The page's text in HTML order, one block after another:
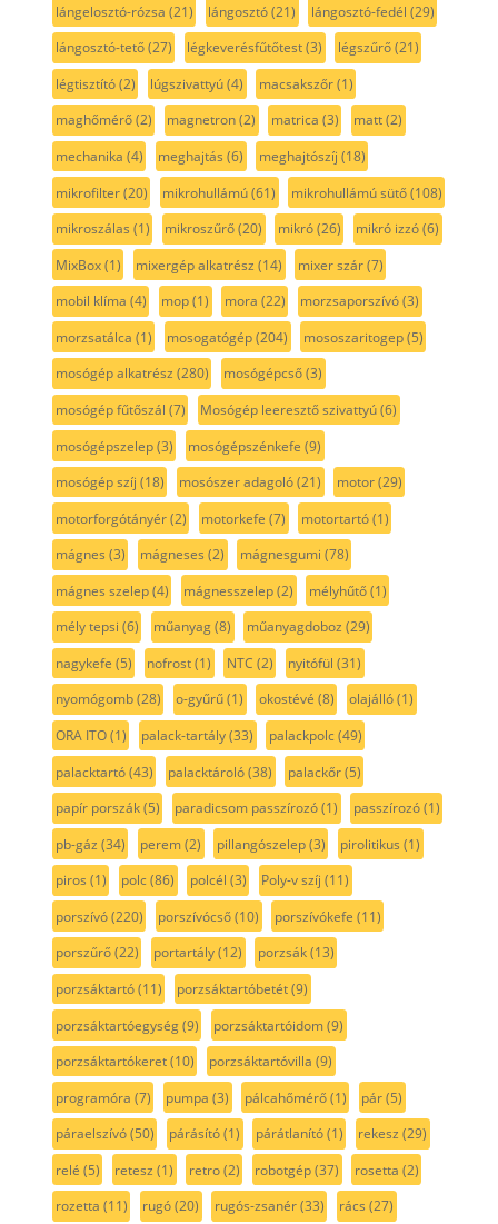
lángelosztó-rózsa (21) lángosztó(21) lángosztó-fedél (29)
lángosztó-tető(27) légkeverésfűtőtest(3) légszűrő(21)
légtisztító(2) lúgszivattyú(4) macsakszőr(1)
maghőmérő(2) magnetron(2) matrica (3) matt(2)
mechanika (4) meghajtás (6) meghajtószíj (18)
mikrofilter(20) mikrohullámú(61) mikrohullámú sütő(108)
mikroszálas (1) mikroszűrő(20) mikró(26) mikró izzó(6)
MixBox(1) mixergép alkatrész (14) mixer szár(7)
mobil klíma (4) mop(1) mora (22) morzsaporszívó(3)
morzsatálca (1) mosogatógép(204) mososzaritogep(5)
mosógép alkatrész (280) mosógépcső(3)
mosógép fűtőszál (7) Mosógép leeresztő szivattyú(6)
mosógépszelep(3) mosógépszénkefe (9)
mosógép szíj (18) mosószer adagoló(21) motor(29)
motorforgótányér(2) motorkefe (7) motortartó(1)
mágnes (3) mágneses (2) mágnesgumi (78)
mágnes szelep(4) mágnesszelep(2) mélyhűtő(1)
mély tepsi (6) műanyag(8) műanyagdoboz (29)
nagykefe (5) nofrost(1) NTC (2) nyitófül (31)
nyomógomb(28) o-gyűrű(1) okostévé (8) olajálló(1)
ORA ITO(1) palack-tartály(33) palackpolc(49)
palacktartó(43) palacktároló(38) palackőr(5)
papír porszák(5) paradicsom passzírozó(1) passzírozó(1)
pb-gáz (34) perem(2) pillangószelep(3) pirolitikus (1)
piros (1) polc(86) polcél (3) Poly-v szíj (11)
porszívó(220) porszívócső(10) porszívókefe (11)
porszűrő(22) portartály(12) porzsák(13)
porzsáktartó(11) porzsáktartóbetét(9)
porzsáktartóegység(9) porzsáktartóidom(9)
porzsáktartókeret(10) porzsáktartóvilla (9)
programóra (7) pumpa (3) pálcahőmérő(1) pár(5)
páraelszívó(50) párásító(1) párátlanító(1) rekesz (29)
relé (5) retesz (1) retro(2) robotgép(37) rosetta (2)
rozetta (11) rugó(20) rugós-zsanér(33) rács (27)